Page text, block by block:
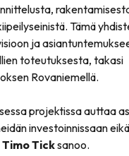
Tämä
ja
toteutuksesta, takasi
Rovaniemellä.
projektissa auttaa
investoinnissaan
Timo Ticksanoo.